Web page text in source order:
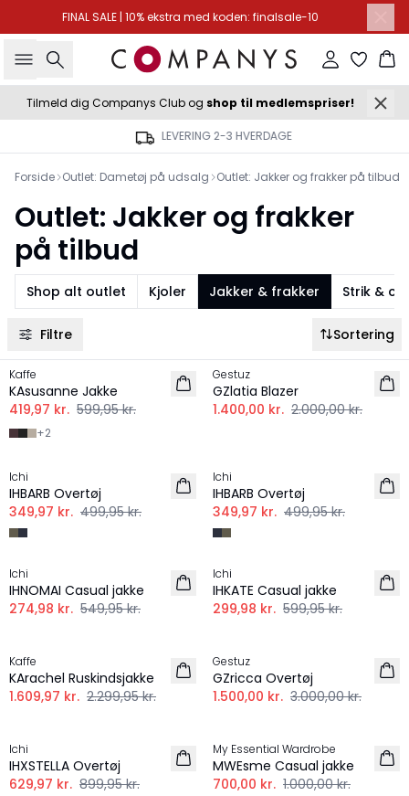
FINAL SALE | 10% ekstra med koden: finalsale-10
Søg Log ind
Tilmeld dig Companys Club og shop til medlemspriser!
LEVERING 2-3 HVERDAGE
Forside Outlet: Dametøj på udsalg Outlet: Jakker og frakker på tilbud
Outlet: Jakker og frakker
på tilbud
Shop alt outlet Kjoler Jakker & frakker Strik &
Filtre Sortering
-30%
Kaffe
KAsusanne Jakke
419,97 kr. 599,95 kr.
+2
Gestuz
GZlatia Blazer
1.400,00 kr. 2.000,00 kr.
-30%
Ichi
IHBARB Overtøj
349,97 kr. 499,95 kr.
Ichi
IHBARB Overtøj
349,97 kr. 499,95 kr.
-50%
Ichi
IHNOMAI Casual jakke
274,98 kr. 549,95 kr.
-50%
Ichi
IHKATE Casual jakke
299,98 kr. 599,95 kr.
Kaffe
KArachel Ruskindsjakke
1.609,97 kr. 2.299,95 kr.
Gestuz
GZricca Overtøj
1.500,00 kr. 3.000,00 kr.
Ichi
IHXSTELLA Overtøj
629,97 kr. 899,95 kr.
My Essential Wardrobe
MWEsme Casual jakke
700,00 kr. 1.000,00 kr.